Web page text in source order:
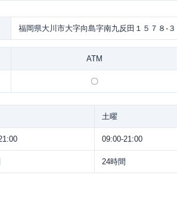
福岡県大川市大字向島字南九反田１５７８-３
ATM
〇
土曜
09:00-21:00
24時間